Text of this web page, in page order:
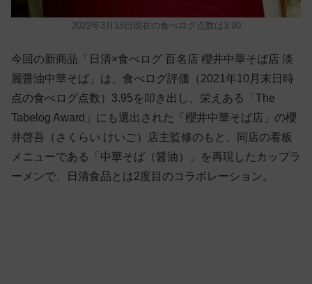
2022年3月18日現在の食べログ点数は3.90
今回の新商品「日清×食べログ 百名店 櫻井中華そば店 淡
麗醤油中華そば」は、食べログ評価（2021年10月末日時
点の食べログ点数）3.95を叩き出し、栄えある「The
Tabelog Award」にも選出された「櫻井中華そば店」の櫻
井啓吾（さくらい けいご）店主監修のもと、同店の看板
メニューである「中華そば（醤油）」を再現したカップラ
ーメンで、日清食品とは2度目のコラボレーション。